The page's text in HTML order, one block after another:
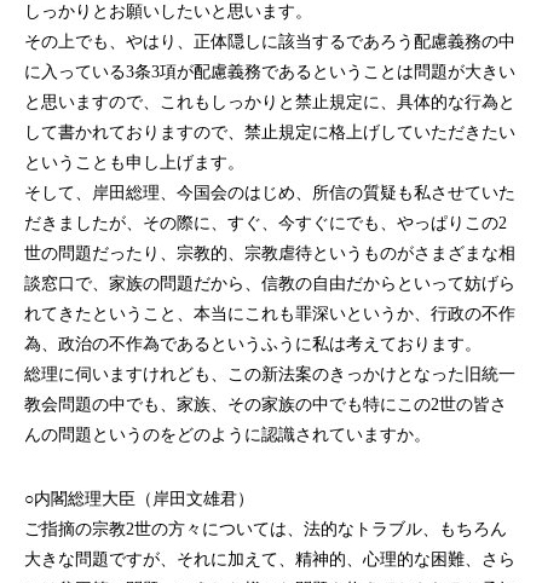
しっかりとお願いしたいと思います。
その上でも、やはり、正体隠しに該当するであろう配慮義務の中
に入っている3条3項が配慮義務であるということは問題が大きい
と思いますので、これもしっかりと禁止規定に、具体的な行為と
して書かれておりますので、禁止規定に格上げしていただきたい
ということも申し上げます。
そして、岸田総理、今国会のはじめ、所信の質疑も私させていた
だきましたが、その際に、すぐ、今すぐにでも、やっぱりこの2
世の問題だったり、宗教的、宗教虐待というものがさまざまな相
談窓口で、家族の問題だから、信教の自由だからといって妨げら
れてきたということ、本当にこれも罪深いというか、行政の不作
為、政治の不作為であるというふうに私は考えております。
総理に伺いますけれども、この新法案のきっかけとなった旧統一
教会問題の中でも、家族、その家族の中でも特にこの2世の皆さ
んの問題というのをどのように認識されていますか。
○内閣総理大臣（岸田文雄君）
ご指摘の宗教2世の方々については、法的なトラブル、もちろん
大きな問題ですが、それに加えて、精神的、心理的な困難、さら